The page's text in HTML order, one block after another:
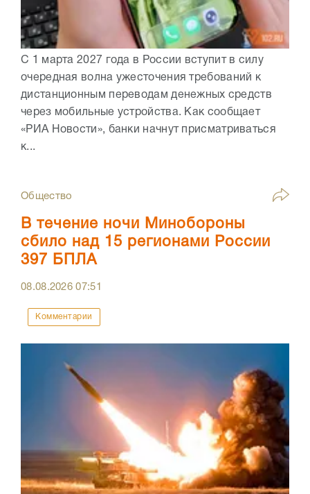
С 1 марта 2027 года в России вступит в силу
очередная волна ужесточения требований к
дистанционным переводам денежных средств
через мобильные устройства. Как сообщает
«РИА Новости», банки начнут присматриваться
к...
Общество
В течение ночи Минобороны
сбило над 15 регионами России
397 БПЛА
08.08.202607:51
Комментарии